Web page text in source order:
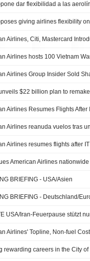
giving airlines flexibility
Airlines hosts 100 Vietnam
$22 billion plan to
Airlines Resumes Flights After
Airlines resumes flights after
American Airlines
BRIEFING - USA/Asien
BRIEFING - Deutschland/
USA/Iran-Feuerpause stützt